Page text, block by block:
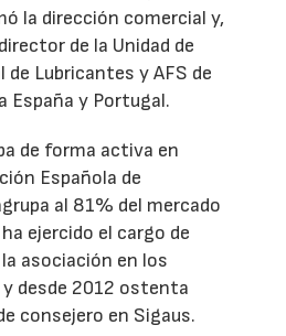
la dirección comercial y,
de la Unidad de
Lubricantes y AFS de
España y Portugal.
de forma activa en
Española de
al 81% del mercado
ejercido el cargo de
asociación en los
desde 2012 ostenta
consejero en Sigaus.